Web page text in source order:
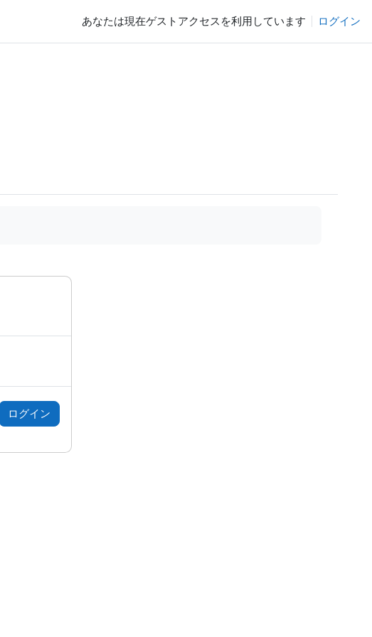
あなたは現在ゲストアクセスを利用しています ログイン
ログイン